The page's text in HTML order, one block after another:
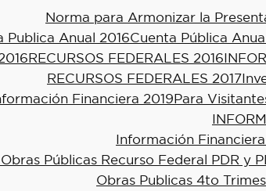
Norma para Armonizar la
Publica Anual 2016Cuenta Pública
RECURSOS FEDERALES 2016
RECURSOS FEDERALES 2017
Financiera 2019Para
Información
Públicas Recurso Federal PDR y
Obras Publicas 4to